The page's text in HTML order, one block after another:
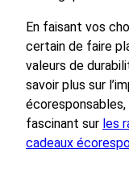
En faisant vos
certain de faire
valeurs de
savoir plus sur
fascinant sur les
cadeaux